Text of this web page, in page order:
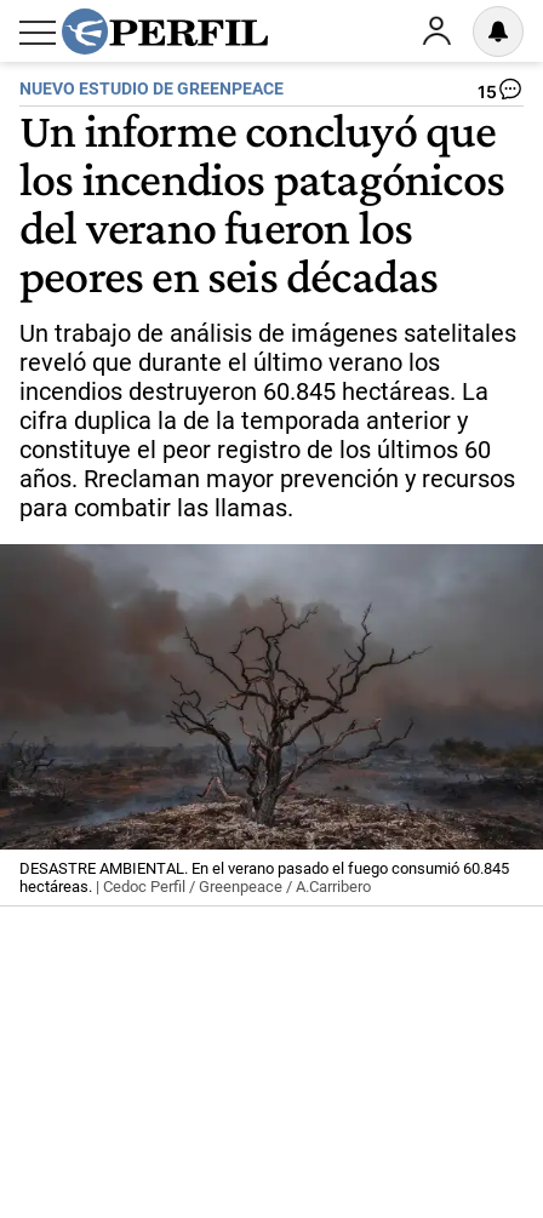
NUEVO ESTUDIO DE GREENPEACE 15
Un informe concluyó que
los incendios patagónicos
del verano fueron los
peores en seis décadas
Un trabajo de análisis de imágenes satelitales
reveló que durante el último verano los
incendios destruyeron 60.845 hectáreas. La
cifra duplica la de la temporada anterior y
constituye el peor registro de los últimos 60
años. Rreclaman mayor prevención y recursos
para combatir las llamas.
DESASTRE AMBIENTAL. En el verano pasado el fuego consumió 60.845
hectáreas. | Cedoc Perfil / Greenpeace / A.Carribero